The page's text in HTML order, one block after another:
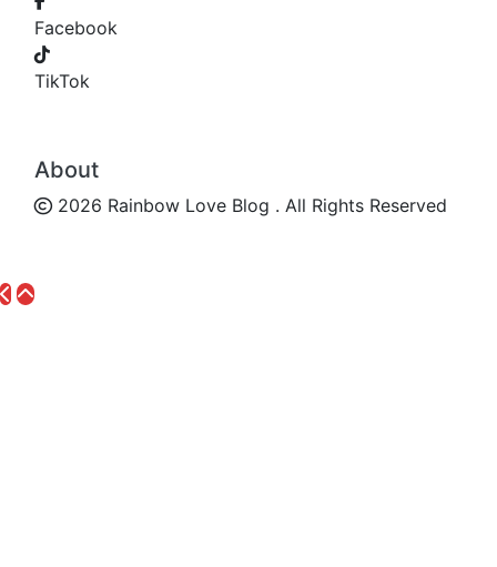
Facebook
TikTok
About
2026 Rainbow Love Blog . All Rights Reserved